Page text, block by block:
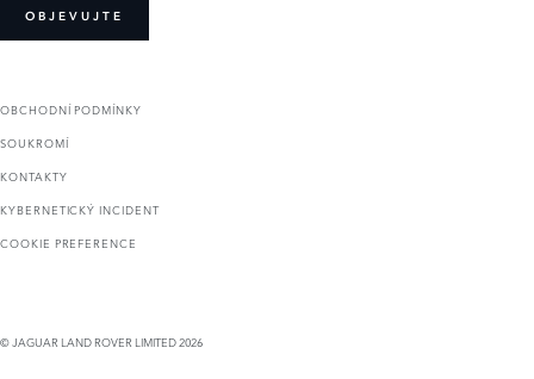
OBJEVUJTE
OBCHODNÍ PODMÍNKY
SOUKROMÍ
KONTAKTY
KYBERNETICKÝ INCIDENT
COOKIE PREFERENCE
© JAGUAR LAND ROVER LIMITED 2026